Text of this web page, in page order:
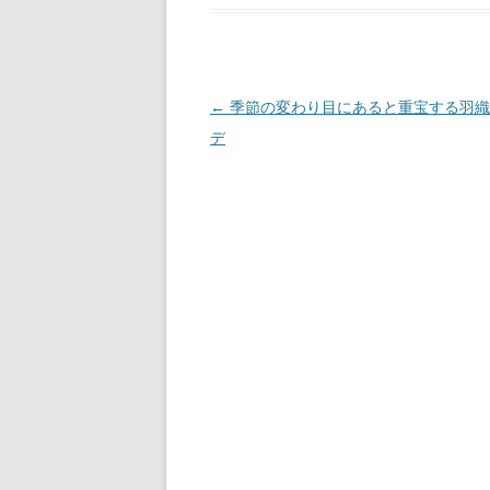
投
稿
← 季節の変わり目にあると重宝する羽
デ